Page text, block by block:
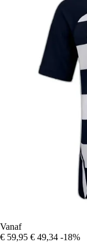
Vanaf
€ 59,95 € 49,34 -18%